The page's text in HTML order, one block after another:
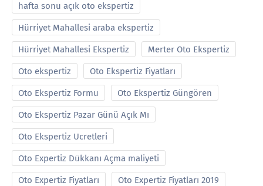
hafta sonu açık oto ekspertiz
Hürriyet Mahallesi araba ekspertiz
Hürriyet Mahallesi Ekspertiz Merter Oto Ekspertiz
Oto ekspertiz Oto Ekspertiz Fiyatları
Oto Ekspertiz Formu Oto Ekspertiz Güngören
Oto Ekspertiz Pazar Günü Açık Mı
Oto Ekspertiz Ucretleri
Oto Expertiz Dükkanı Açma maliyeti
Oto Expertiz Fiyatları Oto Expertiz Fiyatları 2019